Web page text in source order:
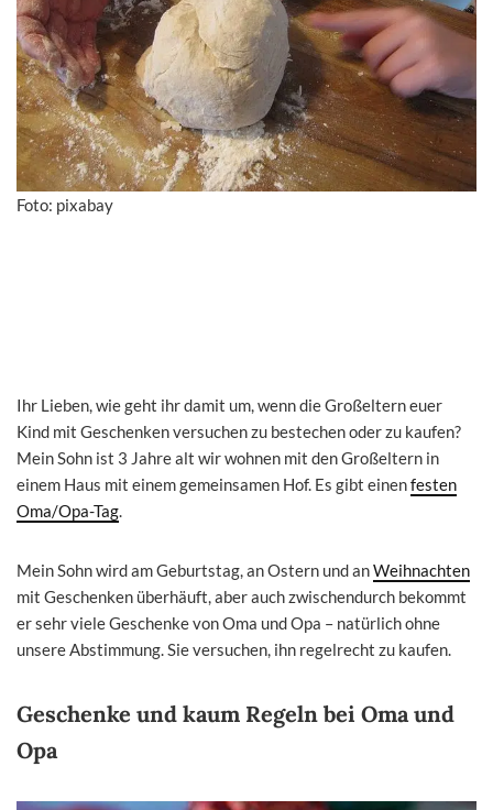
Foto: pixabay
Ihr Lieben, wie geht ihr damit um, wenn die Großeltern euer
Kind mit Geschenken versuchen zu bestechen oder zu kaufen?
Mein Sohn ist 3 Jahre alt wir wohnen mit den Großeltern in
einem Haus mit einem gemeinsamen Hof. Es gibt einenfesten
Oma/Opa-Tag.
Mein Sohn wird am Geburtstag, an Ostern und anWeihnachten
mit Geschenken überhäuft, aber auch zwischendurch bekommt
er sehr viele Geschenke von Oma und Opa – natürlich ohne
unsere Abstimmung. Sie versuchen, ihn regelrecht zu kaufen.
Geschenke und kaum Regeln bei Oma und
Opa